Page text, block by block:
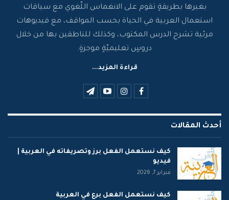
بغيرها بطريقةٍ تقوم على الانغماس اللّغوي مع سياقات
استعمال العربية في الحياة بحسب المواقف، مع فيديوهات
مرئية تشرح الدرس المكتوب، وكذلك للناطقين بها من خلال
دروسٍ تعليميّةٍ موجزةٍ.
قراءة المزيد...
أحدث المقالات
كيف نستعمل الفعل برز وتصريفاته في العربية |
فيديو
فبراير 7, 2026
كيف نستعمل الفعل برع في العربية